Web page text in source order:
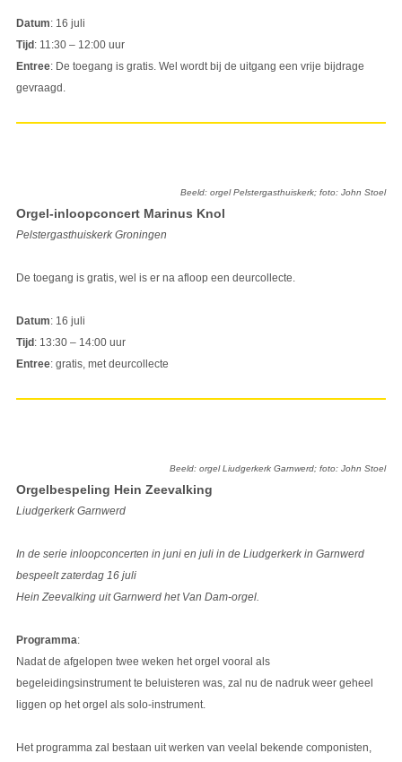
Datum: 16 juli
Tijd : 11:30 – 12:00 uur
Entree: De toegang is gratis. Wel wordt bij de uitgang een vrije bijdrage
gevraagd.
Beeld: orgel Pelstergasthuiskerk; foto: John Stoel
Orgel-inloopconcert Marinus Knol
Pelstergasthuiskerk Groningen
De toegang is gratis, wel is er na afloop een deurcollecte.
Datum: 16 juli
Tijd : 13:30 – 14:00 uur
Entree: gratis, met deurcollecte
Beeld: orgel Liudgerkerk Garnwerd; foto: John Stoel
Orgelbespeling Hein Zeevalking
Liudgerkerk Garnwerd
In de serie inloopconcerten in juni en juli in de Liudgerkerk in Garnwerd
bespeelt zaterdag 16 juli
Hein Zeevalking uit Garnwerd het Van Dam-orgel.
Programma:
Nadat de afgelopen twee weken het orgel vooral als
begeleidingsinstrument te beluisteren was, zal nu de nadruk weer geheel
liggen op het orgel als solo-instrument.
Het programma zal bestaan uit werken van veelal bekende componisten,